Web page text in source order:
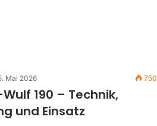
Mai 2026 750
190 – Technik,
und Einsatz